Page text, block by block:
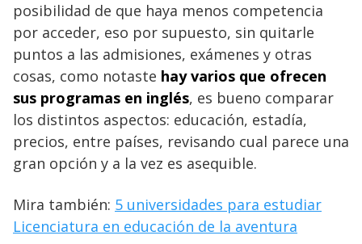
posibilidad de que haya menos competencia
por acceder, eso por supuesto, sin quitarle
puntos a las admisiones, exámenes y otras
cosas, como notaste hay varios que ofrecen
sus programas en inglés, es bueno comparar
los distintos aspectos: educación, estadía,
precios, entre países, revisando cual parece una
gran opción y a la vez es asequible.
Mira también: 5 universidades para estudiar
Licenciatura en educación de la aventura